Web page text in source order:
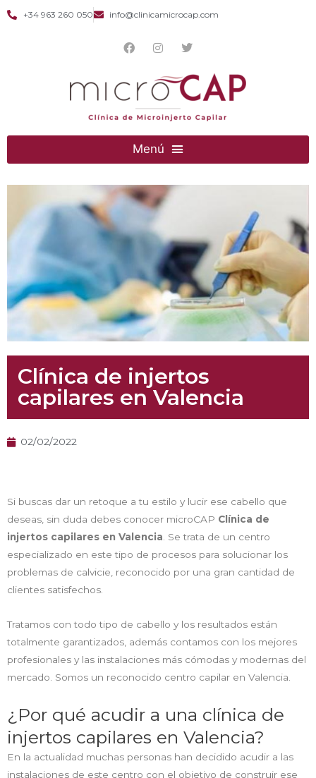
+34 963 260 050 info@clinicamicrocap.com
Clínica de injertos
capilares en Valencia
02/02/2022
Si buscas dar un retoque a tu estilo y lucir ese cabello que
deseas, sin duda debes conocer microCAP Clínica de
injertos capilares en Valencia. Se trata de un centro
especializado en este tipo de procesos para solucionar los
problemas de calvicie, reconocido por una gran cantidad de
clientes satisfechos.
Tratamos con todo tipo de cabello y los resultados están
totalmente garantizados, además contamos con los mejores
profesionales y las instalaciones más cómodas y modernas del
mercado. Somos un reconocido centro capilar en Valencia.
¿Por qué acudir a una clínica de
injertos capilares en Valencia?
En la actualidad muchas personas han decidido acudir a las
instalaciones de este centro con el objetivo de construir ese